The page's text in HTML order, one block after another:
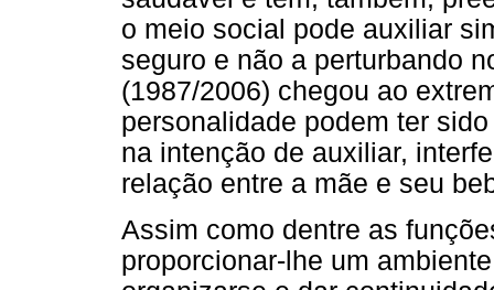
o meio social pode auxiliar
seguro e não a perturbando
(1987/2006) chegou ao
personalidade podem ter
na intenção de auxiliar,
relação entre a mãe e seu
Assim como dentre as
proporcionar-lhe um